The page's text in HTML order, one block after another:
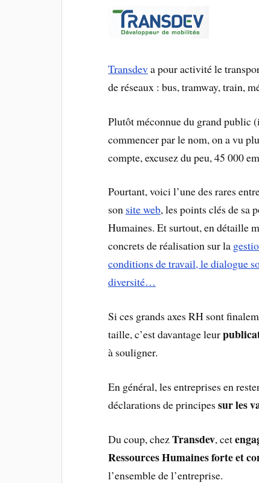
Transdeva pour activité le
de réseaux : bus, tramway, train,
Plutôt méconnue du grand public
commencer par le nom, on a vu
compte, excusez du peu, 45 000
Pourtant, voici l’une des rares
son site web, les points clés de sa
Humaines. Et surtout, en détaille
concrets de réalisation sur la
conditions de travail, le dialogue
diversité…
Si ces grands axes RH sont
taille, c’est davantage leur
à souligner.
En général, les entreprises en
déclarations de principessur les
Du coup, chezTransdev, cet
Ressources Humaines forte et
l’ensemble de l’entreprise.